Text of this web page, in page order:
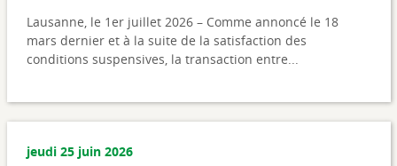
Lausanne, le 1er juillet 2026 – Comme annoncé le 18
mars dernier et à la suite de la satisfaction des
conditions suspensives, la transaction entre...
jeudi 25 juin 2026